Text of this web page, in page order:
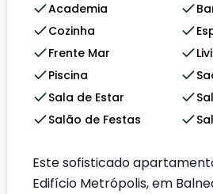
Academia
Cozinha
Frente Mar
Piscina
Sala de Estar
Salão de Festas
Este sofisticado
Edifício Metrópolis, em